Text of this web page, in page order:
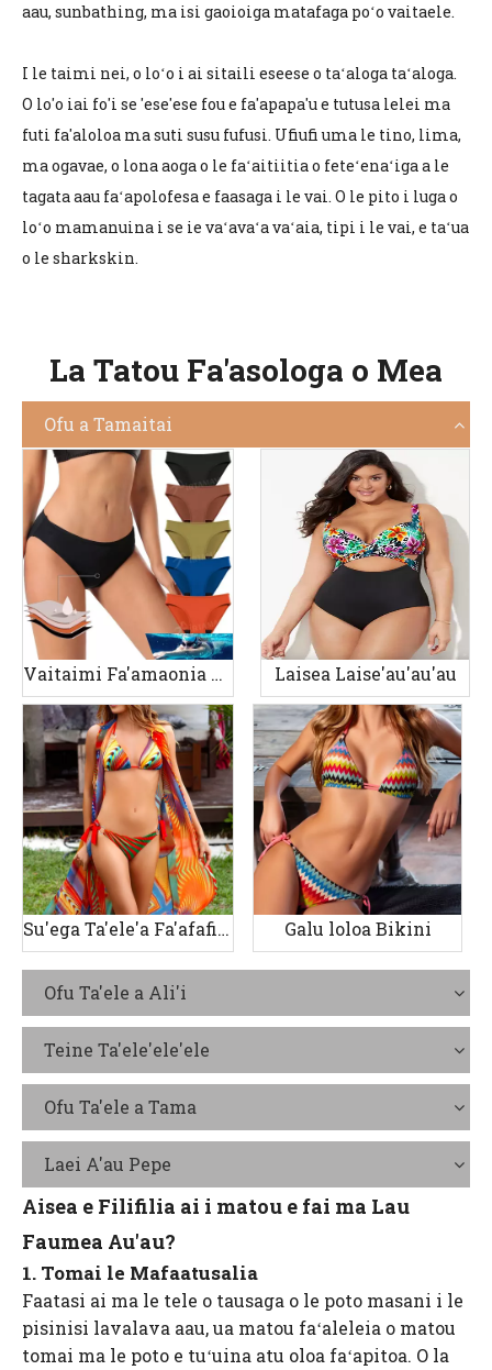
aau, sunbathing, ma isi gaoioiga matafaga poʻo vaitaele.
I le taimi nei, o loʻo i ai sitaili eseese o taʻaloga taʻaloga.
O lo'o iai fo'i se 'ese'ese fou e fa'apapa'u e tutusa lelei ma
futi fa'aloloa ma suti susu fufusi. Ufiufi uma le tino, lima,
ma ogavae, o lona aoga o le faʻaitiitia o feteʻenaʻiga a le
tagata aau faʻapolofesa e faasaga i le vai. O le pito i luga o
loʻo mamanuina i se ie vaʻavaʻa vaʻaia, tipi i le vai, e taʻua
o le sharkskin.
La Tatou Fa'asologa o Mea
Ofu a Tamaitai
Vaitaimi Fa'amaonia La'ei A'au Laisea Laise'au'au'au
Su'ega Ta'ele'a Fa'afafine Lomi Galu loloa Bikini
Ofu Ta'ele a Ali'i
Teine Ta'ele'ele'ele
Ofu Ta'ele a Tama
Laei A'au Pepe
Aisea e Filifilia ai i matou e fai ma Lau
Faumea Au'au?
1. Tomai le Mafaatusalia
Faatasi ai ma le tele o tausaga o le poto masani i le
pisinisi lavalava aau, ua matou faʻaleleia o matou
tomai ma le poto e tuʻuina atu oloa faʻapitoa. O la